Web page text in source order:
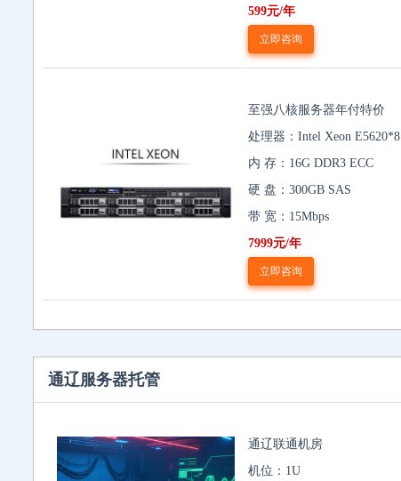
599元/年
立即咨询
至强八核服务器年付特价
处理器：Intel Xeon E5620*8
内 存：16G DDR3 ECC
硬 盘：300GB SAS
带 宽：15Mbps
7999元/年
立即咨询
通辽服务器托管
通辽联通机房
机位：1U